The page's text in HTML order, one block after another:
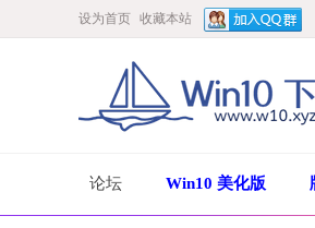
设为首页 收藏本站
论坛 Win10 美化版